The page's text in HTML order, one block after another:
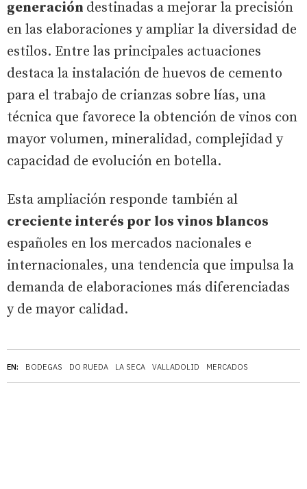
EN: BODEGAS DO RUEDA LA SECA VALLADOLID MERCADOS
generación destinadas a mejorar la precisión
en las elaboraciones y ampliar la diversidad de
estilos. Entre las principales actuaciones
destaca la instalación de huevos de cemento
para el trabajo de crianzas sobre lías, una
técnica que favorece la obtención de vinos con
mayor volumen, mineralidad, complejidad y
capacidad de evolución en botella.
Esta ampliación responde también al
creciente interés por los vinos blancos
españoles en los mercados nacionales e
internacionales, una tendencia que impulsa la
demanda de elaboraciones más diferenciadas
y de mayor calidad.